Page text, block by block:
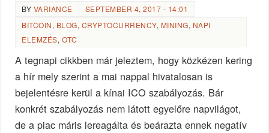
BY VARIANCE
SEPTEMBER 4, 2017 - 14:01
BITCOIN, BLOG, CRYPTOCURRENCY, MINING, NAPI
ELEMZÉS, OTC
A tegnapi cikkben már jeleztem, hogy közkézen kering
a hír mely szerint a mai nappal hivatalosan is
bejelentésre kerül a kínai ICO szabályozás. Bár
konkrét szabályozás nem látott egyelőre napvilágot,
de a piac máris lereagálta és beárazta ennek negatív